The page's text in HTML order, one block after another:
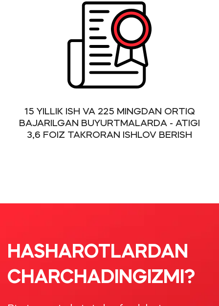
15 YILLIK ISH VA 225 MINGDAN ORTIQ
BAJARILGAN BUYURTMALARDA - ATIGI
3,6 FOIZ TAKRORAN ISHLOV BERISH
HASHAROTLARDAN
CHARCHADINGIZMI?